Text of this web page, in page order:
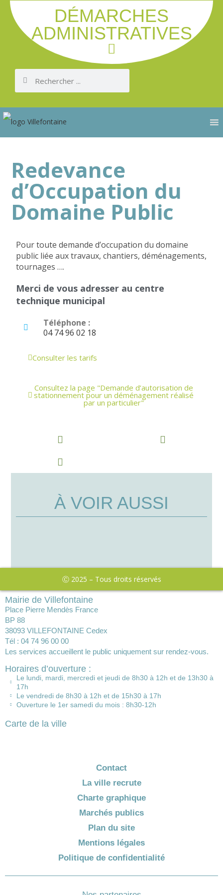
DÉMARCHES
ADMINISTRATIVES
Redevance
d’Occupation du
Domaine Public
Pour toute demande d’occupation du domaine
public liée aux travaux, chantiers, déménagements,
tournages ….
Merci de vous adresser au centre
technique municipal
Téléphone :
04 74 96 02 18
Consulter les tarifs
Consultez la page "Demande d’autorisation de
stationnement pour un déménagement réalisé
par un particulier"
À VOIR AUSSI
Ⓒ 2025 – Tous droits réservés
Mairie de Villefontaine
Place Pierre Mendès France
BP 88
38093 VILLEFONTAINE Cedex
Tél : 04 74 96 00 00
Les services accueillent le public uniquement sur rendez-vous.
Horaires d’ouverture :
Le lundi, mardi, mercredi et jeudi de 8h30 à 12h et de 13h30 à
17h
Le vendredi de 8h30 à 12h et de 15h30 à 17h
Ouverture le 1er samedi du mois : 8h30-12h
Carte de la ville
Contact
La ville recrute
Charte graphique
Marchés publics
Plan du site
Mentions légales
Politique de confidentialité